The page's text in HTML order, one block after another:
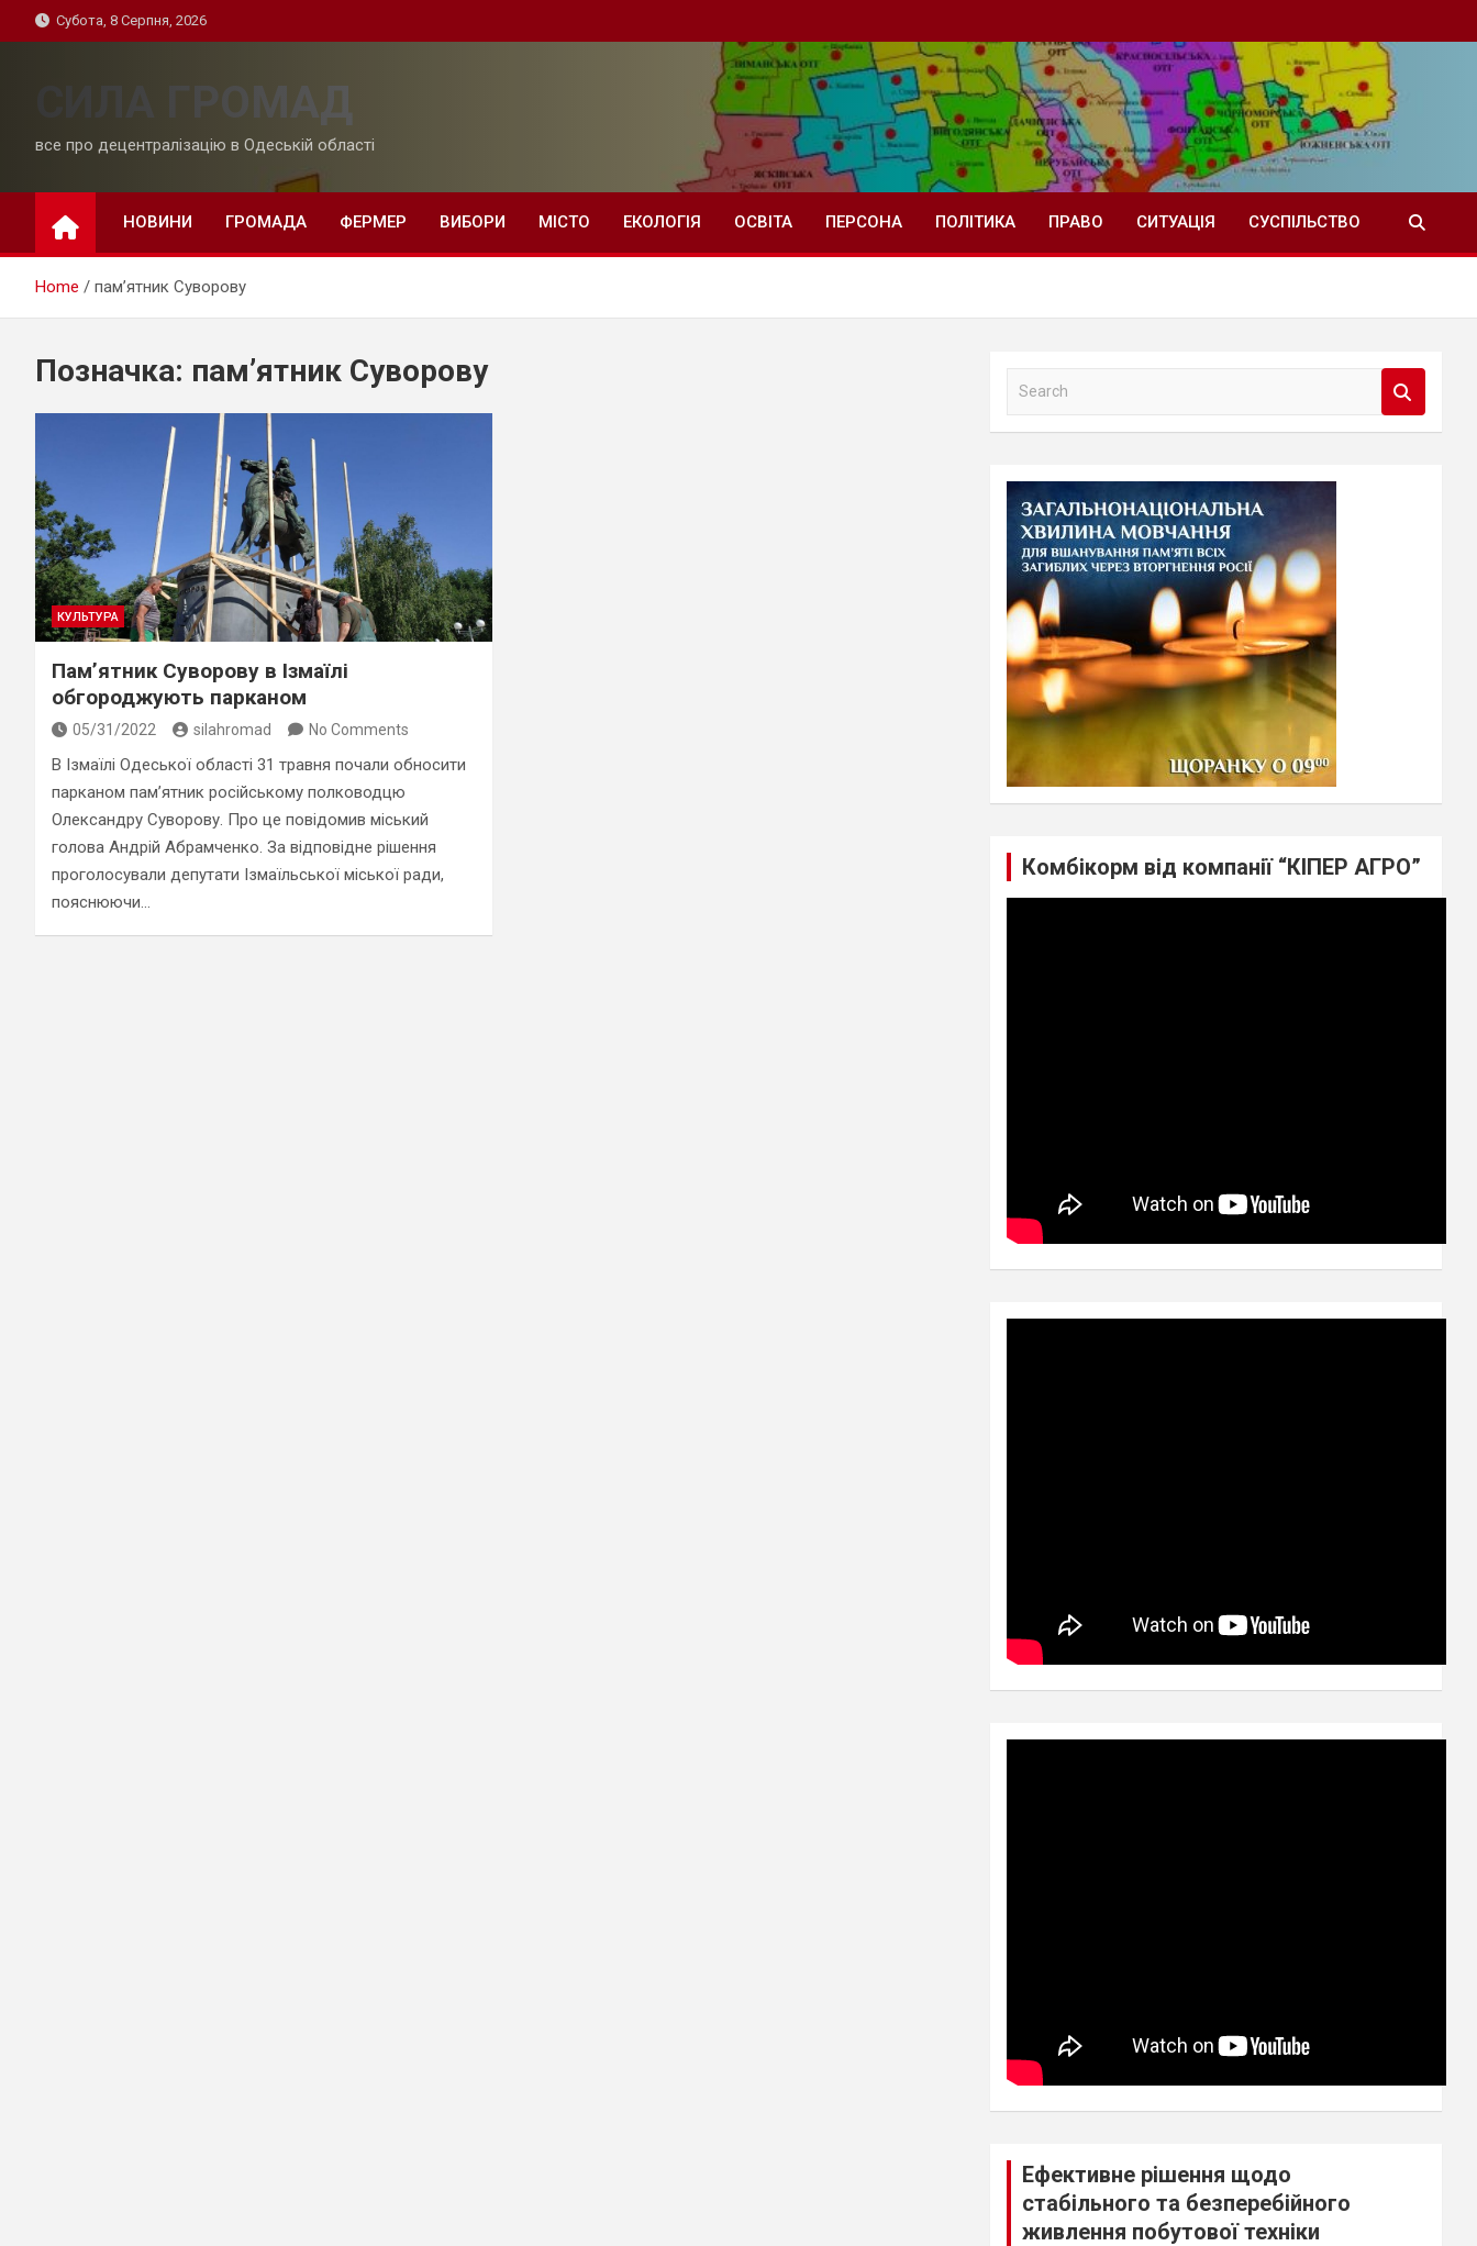
to
Субота, 8 Серпня, 2026
СИЛА ГРОМАД
все про децентралізацію в Одеській області
НОВИНИ ГРОМАДА ФЕРМЕР ВИБОРИ МІСТО ЕКОЛОГІЯ ОСВІТА ПЕРСОНА ПОЛІТИКА ПРАВО СИТУАЦІЯ СУСПІЛЬСТВО
Home пам’ятник Суворову
Позначка: пам’ятник Суворову
КУЛЬТУРА
Пам’ятник Суворову в Ізмаїлі
обгороджують парканом
05/31/2022 silahromad No Comments
В Ізмаїлі Одеської області 31 травня почали обносити
парканом пам’ятник російському полководцю
Олександру Суворову. Про це повідомив міський
голова Андрій Абрамченко. За відповідне рішення
проголосували депутати Ізмаїльської міської ради,
пояснюючи…
a
Комбікорм від компанії “КІПЕР АГРО”
Ефективне рішення щодо
стабільного та безперебійного
живлення побутової техніки